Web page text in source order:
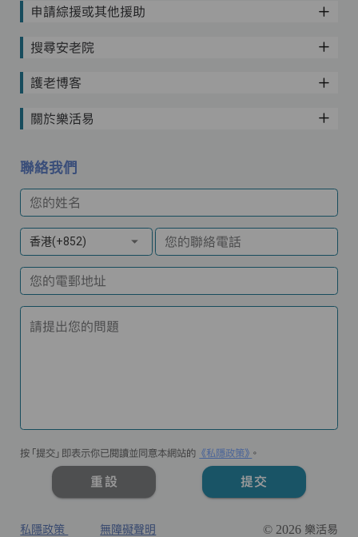
申請綜援或其他援助
搜尋安老院
護老博客
關於樂活易
聯絡我們
您的姓名
香港(+852) 您的聯絡電話
您的電郵地址
請提出您的問題
按「提交」即表示你已閱讀並同意本網站的 《私隱政策》 。
重設 提交
私隱政策 無障礙聲明 © 2026 樂活易